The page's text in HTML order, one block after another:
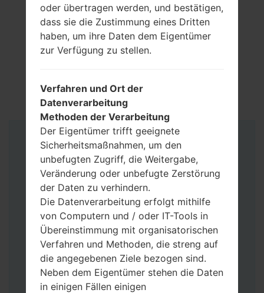
Anleitung
oder übertragen werden, und bestätigen,
dass sie die Zustimmung eines Dritten
haben, um ihre Daten dem Eigentümer
zur Verfügung zu stellen.
Verfahren und Ort der
Datenverarbeitung
Methoden der Verarbeitung
Der Eigentümer trifft geeignete
Sicherheitsmaßnahmen, um den
unbefugten Zugriff, die Weitergabe,
Veränderung oder unbefugte Zerstörung
der Daten zu verhindern.
Die Datenverarbeitung erfolgt mithilfe
von Computern und / oder IT-Tools in
Übereinstimmung mit organisatorischen
Verfahren und Methoden, die streng auf
die angegebenen Ziele bezogen sind.
Neben dem Eigentümer stehen die Daten
in einigen Fällen einigen